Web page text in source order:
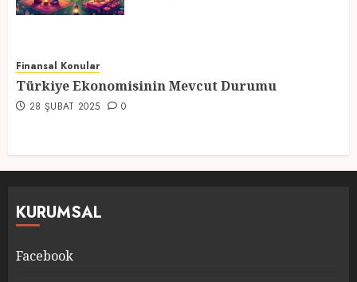
Finansal Konular
Türkiye Ekonomisinin Mevcut Durumu
28 ŞUBAT 2025 0
KURUMSAL
Facebook